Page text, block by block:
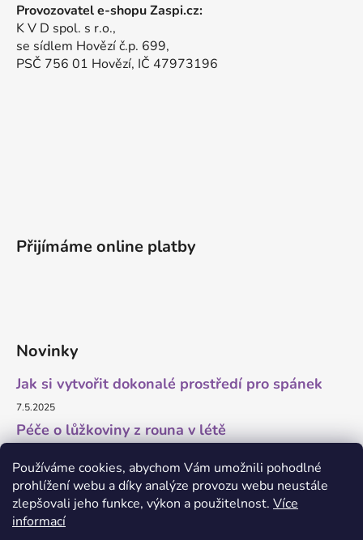
Používáme cookies, abychom Vám umožnili pohodlné
prohlížení webu a díky analýze provozu webu neustále
zlepšovali jeho funkce, výkon a použitelnost. Více
informací
Provozovatel e-shopu Zaspi.cz:
K V D spol. s r.o.,
se sídlem Hovězí č.p. 699,
PSČ 756 01 Hovězí, IČ 47973196
Přijímáme online platby
Novinky
Jak si vytvořit dokonalé prostředí pro spánek
7.5.2025
Péče o lůžkoviny z rouna v létě